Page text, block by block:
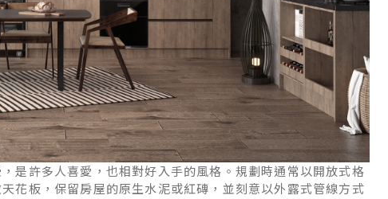
是許多人喜愛，也相對好入手的風格。規劃時通常以開放式格
花板，保留房屋的原生水泥或紅磚，並刻意以外露式管線方式